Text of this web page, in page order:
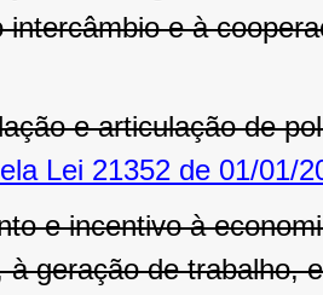
intercâmbio e à
e articulação de
Lei 21352 de 01/01/
e incentivo à
à geração de trabalho,